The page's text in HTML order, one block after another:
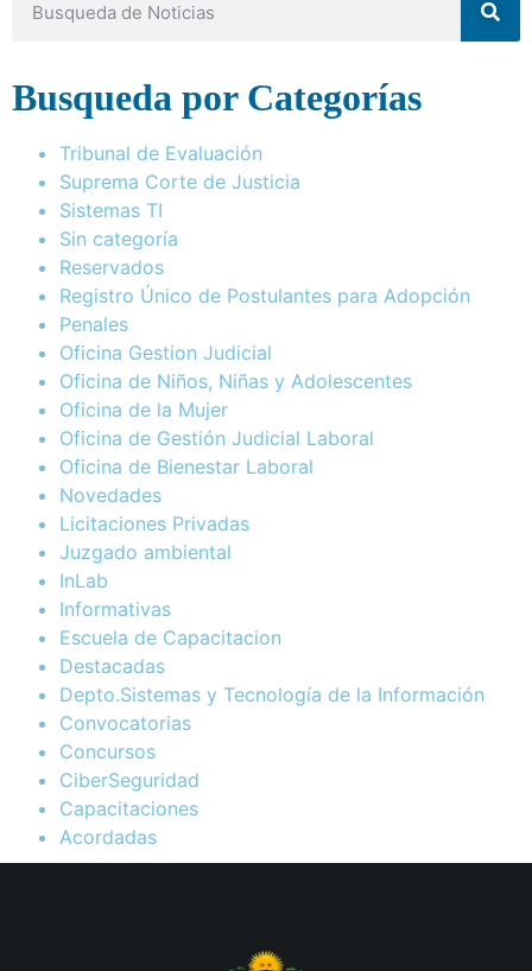
Busqueda por Categorías
Tribunal de Evaluación
Suprema Corte de Justicia
Sistemas TI
Sin categoría
Reservados
Registro Único de Postulantes para Adopción
Penales
Oficina Gestion Judicial
Oficina de Niños, Niñas y Adolescentes
Oficina de la Mujer
Oficina de Gestión Judicial Laboral
Oficina de Bienestar Laboral
Novedades
Licitaciones Privadas
Juzgado ambiental
InLab
Informativas
Escuela de Capacitacion
Destacadas
Depto.Sistemas y Tecnología de la Información
Convocatorias
Concursos
CiberSeguridad
Capacitaciones
Acordadas